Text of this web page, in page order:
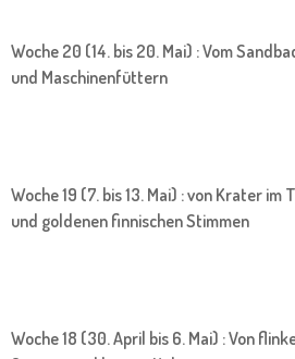
Woche 20 (14. bis 20. Mai) : Vom
und Maschinenfüttern
Woche 19 (7. bis 13. Mai) : von Krater
und goldenen finnischen Stimmen
Woche 18 (30. April bis 6. Mai) : Von